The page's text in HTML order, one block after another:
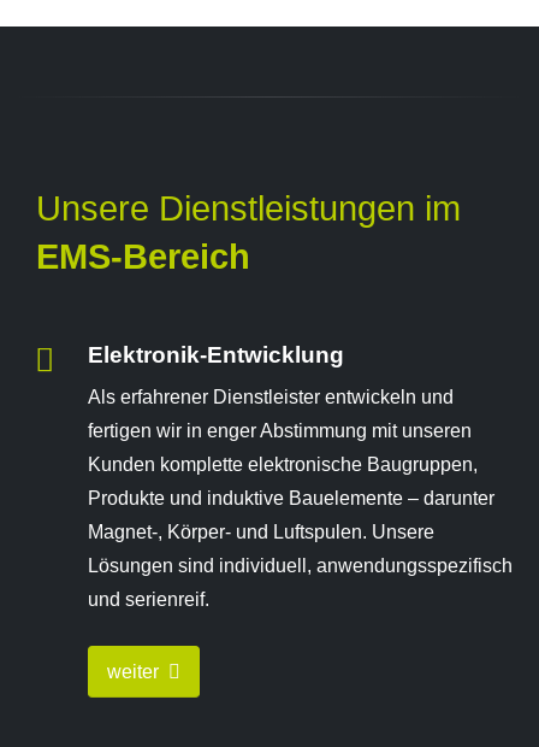
Unsere Dienstleistungen im
EMS-Bereich
Elektronik-Entwicklung
Als erfahrener Dienstleister entwickeln und
fertigen wir in enger Abstimmung mit unseren
Kunden komplette elektronische Baugruppen,
Produkte und induktive Bauelemente – darunter
Magnet-, Körper- und Luftspulen. Unsere
Lösungen sind individuell, anwendungsspezifisch
und serienreif.
weiter